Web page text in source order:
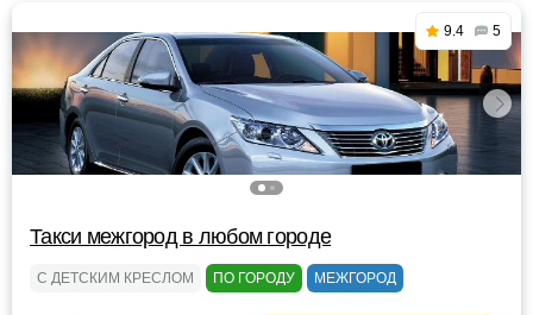
9.4 5
Такси межгород в любом городе
С ДЕТСКИМ КРЕСЛОМ ПО ГОРОДУ МЕЖГОРОД